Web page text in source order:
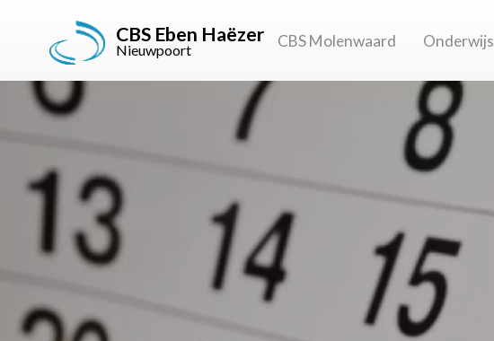
CBS Eben Haëzer
Nieuwpoort CBS Molenwaard Onderwijs